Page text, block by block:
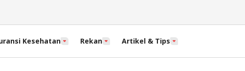
Kesehatan Rekan Artikel & Tips